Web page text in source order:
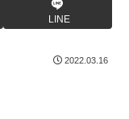
LINE
2022.03.16